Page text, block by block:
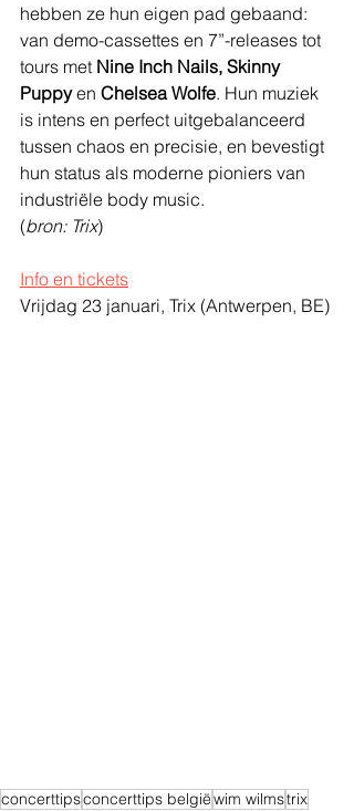
hebben ze hun eigen pad gebaand:
van demo-cassettes en 7”-releases tot
tours met Nine Inch Nails, Skinny
Puppy en Chelsea Wolfe. Hun muziek
is intens en perfect uitgebalanceerd
tussen chaos en precisie, en bevestigt
hun status als moderne pioniers van
industriële body music.
(bron: Trix)
Info en tickets
Vrijdag 23 januari, Trix (Antwerpen, BE)
concerttipsconcerttips belgiëwim wilmstrix